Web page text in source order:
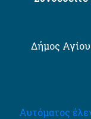
Δήμος
Αυτόματος